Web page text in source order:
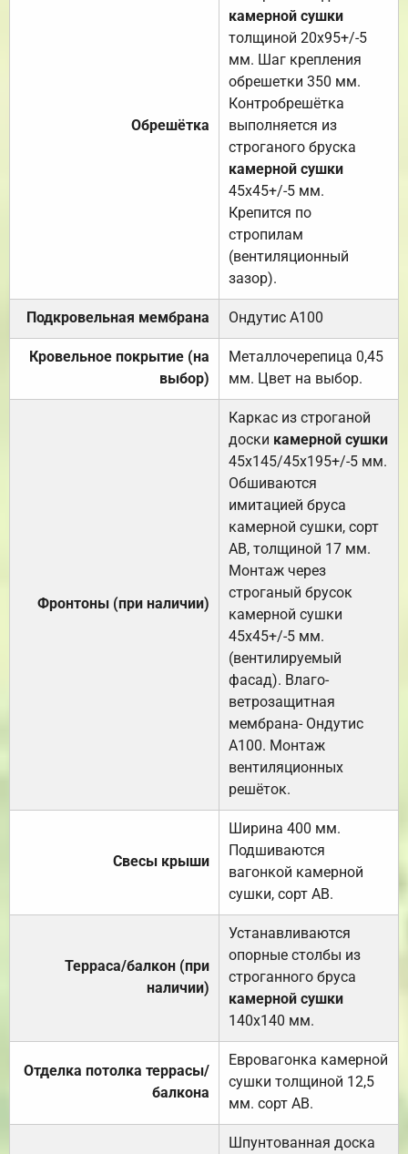
Обрешётка
камерной сушки
толщиной 20х95+/-5
мм. Шаг крепления
обрешетки 350 мм.
Контробрешётка
выполняется из
строганого бруска
камерной сушки
45х45+/-5 мм.
Крепится по
стропилам
(вентиляционный
зазор).
Подкровельная мембрана Ондутис А100
Кровельное покрытие (на
выбор)
Металлочерепица 0,45
мм. Цвет на выбор.
Фронтоны (при наличии)
Каркас из строганой
доски камерной сушки
45х145/45х195+/-5 мм.
Обшиваются
имитацией бруса
камерной сушки, сорт
АВ, толщиной 17 мм.
Монтаж через
строганый брусок
камерной сушки
45х45+/-5 мм.
(вентилируемый
фасад). Влаго-
ветрозащитная
мембрана- Ондутис
А100. Монтаж
вентиляционных
решёток.
Свесы крыши
Ширина 400 мм.
Подшиваются
вагонкой камерной
сушки, сорт АВ.
Терраса/балкон (при
наличии)
Устанавливаются
опорные столбы из
строганного бруса
камерной сушки
140х140 мм.
Отделка потолка террасы/
балкона
Евровагонка камерной
сушки толщиной 12,5
мм. сорт АВ.
Шпунтованная доска